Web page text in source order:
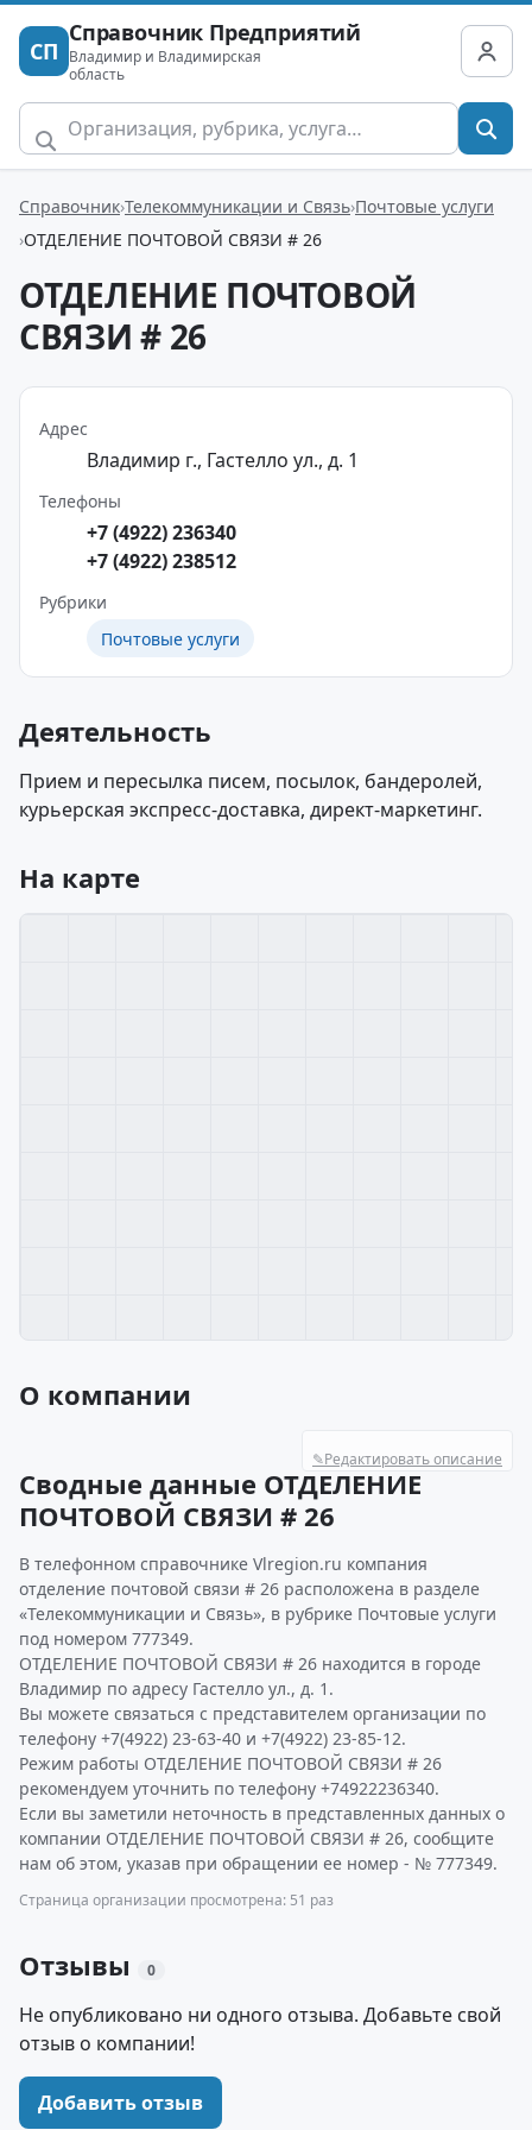
СП
Справочник Предприятий
Владимир и Владимирская
область
Справочник Телекоммуникации и Связь Почтовые услуги
ОТДЕЛЕНИЕ ПОЧТОВОЙ СВЯЗИ # 26
ОТДЕЛЕНИЕ ПОЧТОВОЙ
СВЯЗИ # 26
Адрес
Владимир г., Гастелло ул., д. 1
Телефоны
+7 (4922) 236340
+7 (4922) 238512
Рубрики
Почтовые услуги
Деятельность
Прием и пересылка писем, посылок, бандеролей,
курьерская экспресс-доставка, директ-маркетинг.
На карте
О компании
✎Редактировать описание
Сводные данные ОТДЕЛЕНИЕ
ПОЧТОВОЙ СВЯЗИ # 26
В телефонном справочнике Vlregion.ru компания
отделение почтовой связи # 26 расположена в разделе
«Телекоммуникации и Связь», в рубрике Почтовые услуги
под номером 777349.
ОТДЕЛЕНИЕ ПОЧТОВОЙ СВЯЗИ # 26 находится в городе
Владимир по адресу Гастелло ул., д. 1.
Вы можете связаться с представителем организации по
телефону +7(4922) 23-63-40 и +7(4922) 23-85-12.
Режим работы ОТДЕЛЕНИЕ ПОЧТОВОЙ СВЯЗИ # 26
рекомендуем уточнить по телефону +74922236340.
Если вы заметили неточность в представленных данных о
компании ОТДЕЛЕНИЕ ПОЧТОВОЙ СВЯЗИ # 26, сообщите
нам об этом, указав при обращении ее номер - № 777349.
Страница организации просмотрена: 51 раз
Отзывы 0
Не опубликовано ни одного отзыва. Добавьте свой
отзыв о компании!
Добавить отзыв